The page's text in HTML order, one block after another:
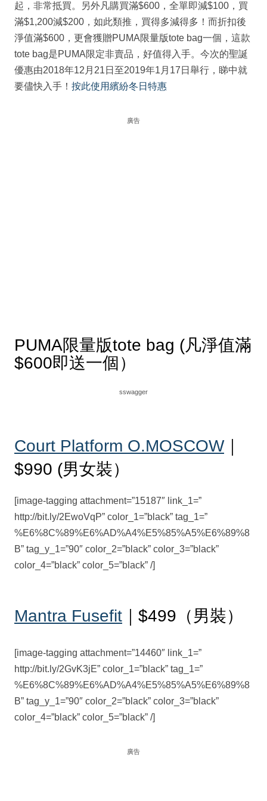
起，非常抵買。另外凡購買滿$600，全單即減$100，買
滿$1,200減$200，如此類推，買得多減得多！而折扣後
淨值滿$600，更會獲贈PUMA限量版tote bag一個，這款
tote bag是PUMA限定非賣品，好值得入手。今次的聖誕
優惠由2018年12月21日至2019年1月17日舉行，睇中就
要儘快入手！ 按此使用繽紛冬日特惠
廣告
PUMA限量版tote bag (凡淨值滿
$600即送一個）
sswagger
Court Platform O.MOSCOW｜
$990 (男女裝）
[image-tagging attachment=”15187″ link_1=”
http://bit.ly/2EwoVqP” color_1=”black” tag_1=”
%E6%8C%89%E6%AD%A4%E5%85%A5%E6%89%8
B” tag_y_1=”90″ color_2=”black” color_3=”black”
color_4=”black” color_5=”black” /]
Mantra Fusefit ｜$499（男裝）
[image-tagging attachment=”14460″ link_1=”
http://bit.ly/2GvK3jE” color_1=”black” tag_1=”
%E6%8C%89%E6%AD%A4%E5%85%A5%E6%89%8
B” tag_y_1=”90″ color_2=”black” color_3=”black”
color_4=”black” color_5=”black” /]
廣告